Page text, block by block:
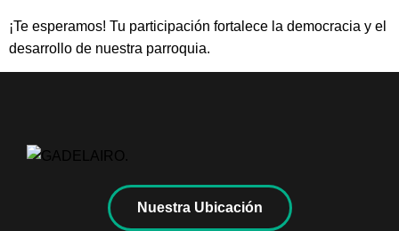
¡Te esperamos! Tu participación fortalece la democracia y el
desarrollo de nuestra parroquia.
Nuestra Ubicación